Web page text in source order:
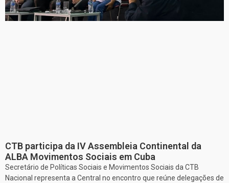
CTB participa da IV Assembleia Continental da
ALBA Movimentos Sociais em Cuba
Secretário de Políticas Sociais e Movimentos Sociais da CTB
Nacional representa a Central no encontro que reúne delegações de